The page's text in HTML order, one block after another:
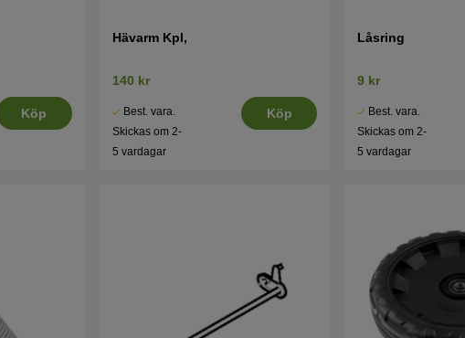
Köp
Hävarm Kpl,
140 kr
Best. vara.
Skickas om 2-
5 vardagar
Köp
Låsring
9 kr
Best. vara.
Skickas om 2-
5 vardagar